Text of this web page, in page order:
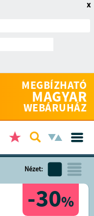
x
MEGBÍZHATÓ
MAGYAR
WEBÁRUHÁZ
Nézet:
-30%